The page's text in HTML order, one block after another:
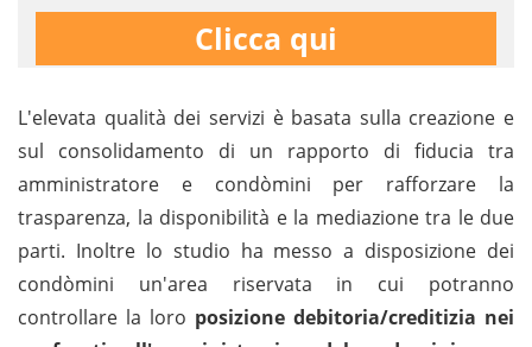
Clicca qui
L'elevata qualità dei servizi è basata sulla creazione e
sul consolidamento di un rapporto di fiducia tra
amministratore e condòmini per rafforzare la
trasparenza, la disponibilità e la mediazione tra le due
parti. Inoltre lo studio ha messo a disposizione dei
condòmini un'area riservata in cui potranno
controllare la loro posizione debitoria/creditizia nei